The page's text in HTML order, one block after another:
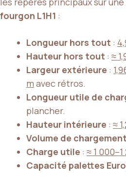
fourgon L1H1 :
Longueur hors tout :
Hauteur hors tout : ≈
Largeur extérieure :
m avec rétros.
Longueur utile de
plancher.
Hauteur intérieure : ≈
Volume de chargement
Charge utile : ≈ 1
Capacité palettes